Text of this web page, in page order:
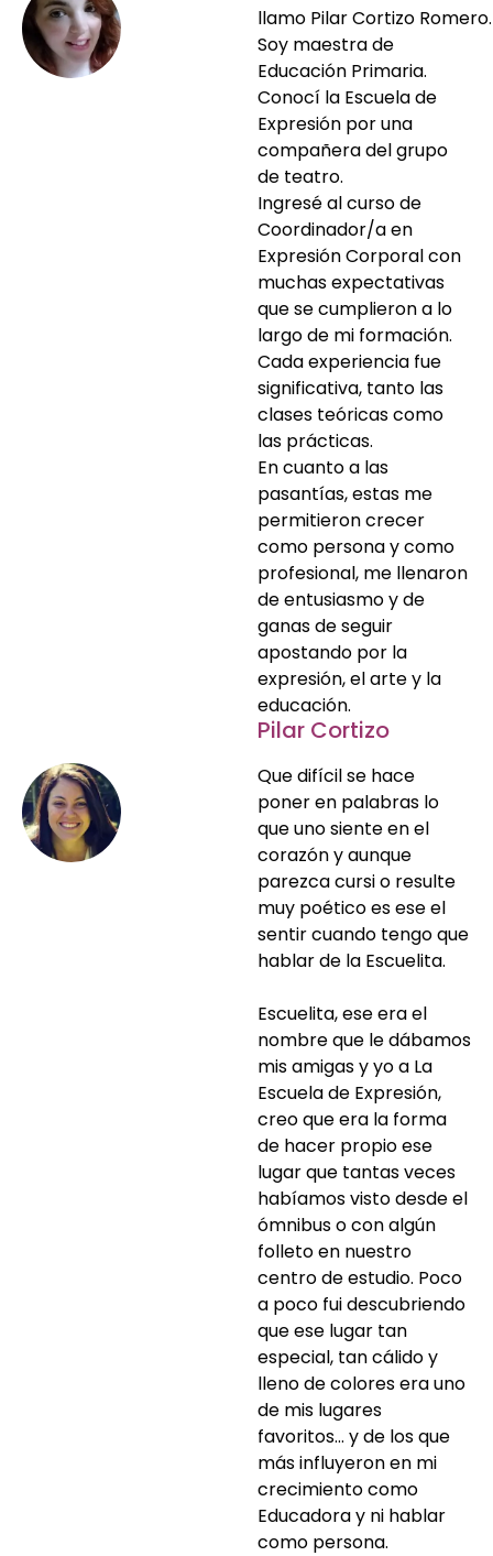
llamo PilarCortizo Romero.
Soy maestra de
Educación Primaria.
Conocí la Escuela de
Expresión por una
compañera del grupo
de teatro.
Ingresé al curso de
Coordinador/a en
Expresión Corporal con
muchas expectativas
que se cumplieron a lo
largo de mi formación.
Cada experiencia fue
significativa, tanto las
clases teóricas como
las prácticas.
En cuanto a las
pasantías, estas me
permitieron crecer
como persona y como
profesional, me llenaron
de entusiasmo y de
ganas de seguir
apostando por la
expresión, el arte y la
educación.
Pilar Cortizo
Que difícil se hace
poner en palabras lo
que uno siente en el
corazón y aunque
parezca cursi o resulte
muy poético es ese el
sentir cuando tengo que
hablar de la Escuelita.
Escuelita, ese era el
nombre que le dábamos
mis amigas y yo a La
Escuela de Expresión,
creo que era la forma
de hacer propio ese
lugar que tantas veces
habíamos visto desde el
ómnibus o con algún
folleto en nuestro
centro de estudio. Poco
a poco fui descubriendo
que ese lugar tan
especial, tan cálido y
lleno de colores era uno
de mis lugares
favoritos… y de los que
más influyeron en mi
crecimiento como
Educadora y ni hablar
como persona.